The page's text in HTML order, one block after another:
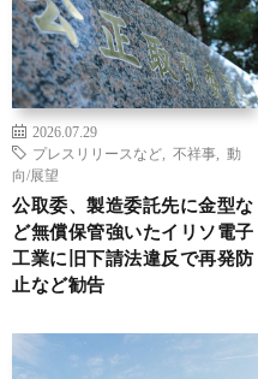
2026.07.29
プレスリリースなど
不祥事
動
向/展望
公取委、製造委託先に金型な
ど無償保管強いたイリソ電子
工業に旧下請法違反で再発防
止など勧告